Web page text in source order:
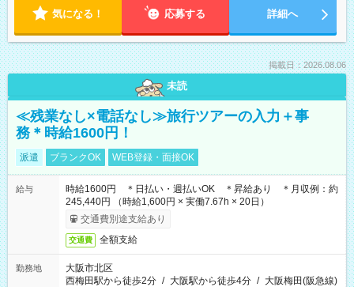
気になる！ 応募する 詳細へ
掲載日：2026.08.06
未読
≪残業なし×電話なし≫旅行ツアーの入力＋事
務＊時給1600円！
派遣 ブランクOK WEB登録・面接OK
給与
時給1600円 ＊日払い・週払いOK ＊昇給あり ＊月収例：約
245,440円 （時給1,600円 × 実働7.67h × 20日）
交通費別途支給あり
交通費 全額支給
勤務地
大阪市北区
西梅田駅から徒歩2分 / 大阪駅から徒歩4分 / 大阪梅田(阪急線)